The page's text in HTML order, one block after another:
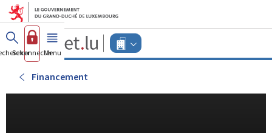
Aller au menu principal
Aller au contenu
Guichet.lu
Changer
d'espace
entreprises
Se connecterMenu principal
Financement